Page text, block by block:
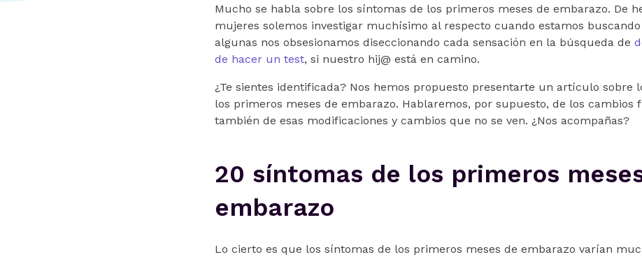
Mucho se habla sobre los síntomas de los primeros meses de embarazo. De
mujeres solemos investigar muchísimo al respecto cuando estamos
algunas nos obsesionamos diseccionando cada sensación en la búsqueda de
de hacer un test, si nuestro hij@ está en camino.
¿Te sientes identificada? Nos hemos propuesto presentarte un artículo sobre
los primeros meses de embarazo. Hablaremos, por supuesto, de los cambios
también de esas modificaciones y cambios que no se ven. ¿Nos acompañas?
20 síntomas de los primeros
embarazo
Lo cierto es que los síntomas de los primeros meses de embarazo varían